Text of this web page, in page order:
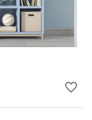
favorite_border